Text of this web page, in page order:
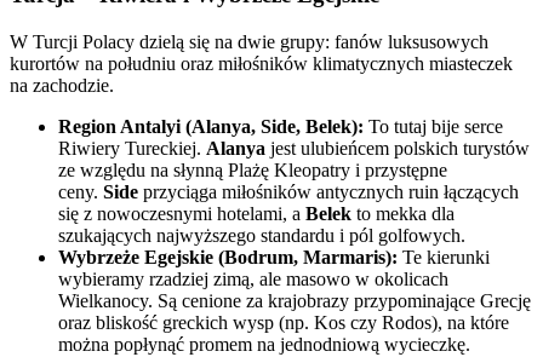
W Turcji Polacy dzielą się na dwie grupy: fanów luksusowych
kurortów na południu oraz miłośników klimatycznych miasteczek
na zachodzie.
Region Antalyi (Alanya, Side, Belek): To tutaj bije serce
Riwiery Tureckiej. Alanya jest ulubieńcem polskich turystów
ze względu na słynną Plażę Kleopatry i przystępne
ceny. Side przyciąga miłośników antycznych ruin łączących
się z nowoczesnymi hotelami, a Belek to mekka dla
szukających najwyższego standardu i pól golfowych.
Wybrzeże Egejskie (Bodrum, Marmaris): Te kierunki
wybieramy rzadziej zimą, ale masowo w okolicach
Wielkanocy. Są cenione za krajobrazy przypominające Grecję
oraz bliskość greckich wysp (np. Kos czy Rodos), na które
można popłynąć promem na jednodniową wycieczkę.